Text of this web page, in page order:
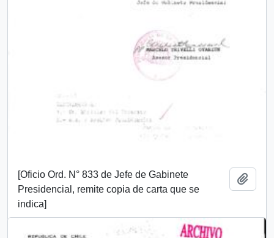
[Oficio Ord. N° 833 de Jefe de Gabinete
Presidencial, remite copia de carta que se
indica]